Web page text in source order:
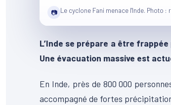
📷 Le cyclone Fani menace l'Inde. Photo :
L’Inde se prépare a être
Une évacuation massive est
En Inde, près de 800 000
accompagné de fortes